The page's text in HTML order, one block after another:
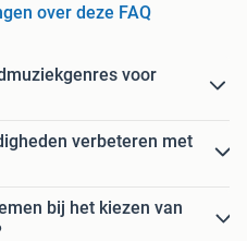
over deze FAQ
voor
verbeteren met
bij het kiezen van